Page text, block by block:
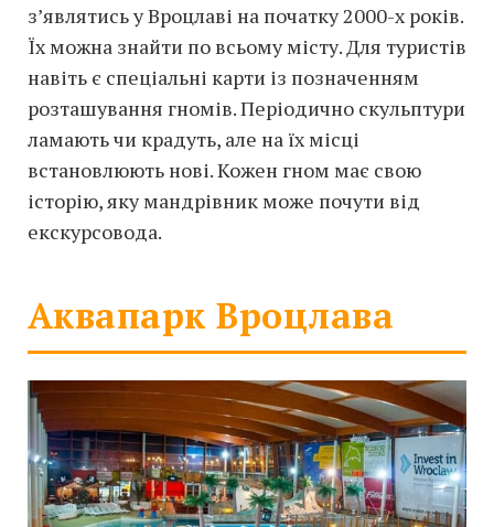
з’являтись у Вроцлаві на початку 2000-х років.
Їх можна знайти по всьому місту. Для туристів
навіть є спеціальні карти із позначенням
розташування гномів. Періодично скульптури
ламають чи крадуть, але на їх місці
встановлюють нові. Кожен гном має свою
історію, яку мандрівник може почути від
екскурсовода.
Аквапарк Вроцлава